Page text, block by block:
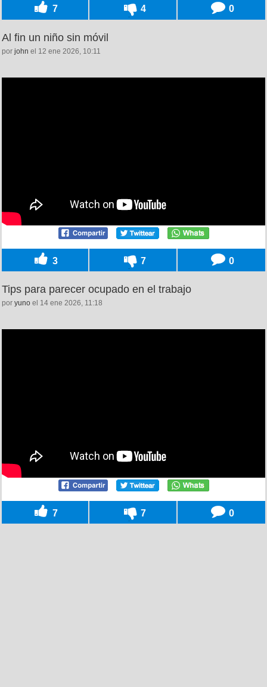
7 4 0
Al fin un niño sin móvil
por john el 12 ene 2026, 10:11
3 7 0
Tips para parecer ocupado en el trabajo
por yuno el 14 ene 2026, 11:18
7 7 0